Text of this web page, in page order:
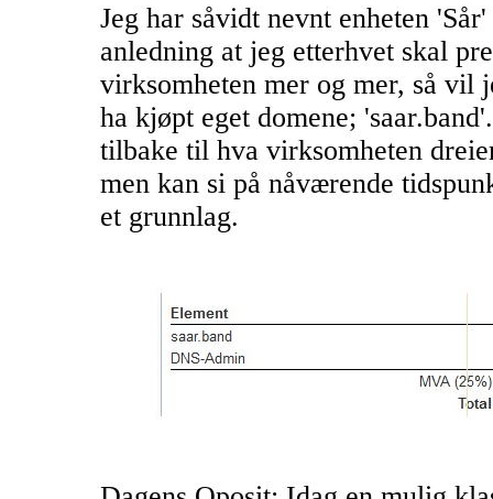
Jeg har såvidt nevnt enheten
anledning at jeg etterhvet skal
virksomheten mer og mer, så vil
ha kjøpt eget domene;
tilbake til hva virksomheten
men kan si på nåværende
et grunnlag.